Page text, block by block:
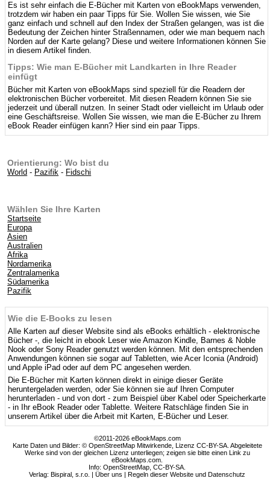
Es ist sehr einfach die E-Bücher mit Karten von eBookMaps verwenden,
trotzdem wir haben ein paar Tipps für Sie. Wollen Sie wissen, wie Sie
ganz einfach und schnell auf den Index der Straßen gelangen, was ist die
Bedeutung der Zeichen hinter Straßennamen, oder wie man bequem nach
Norden auf der Karte gelang? Diese und weitere Informationen können Sie
in diesem Artikel finden.
Tipps: Wie man E-Bücher mit Landkarten in Ihre Reader
einfügt
Bücher mit Karten von eBookMaps sind speziell für die Readern der
elektronischen Bücher vorbereitet. Mit diesen Readern können Sie sie
jederzeit und überall nutzen. In seiner Stadt oder vielleicht im Urlaub oder
eine Geschäftsreise. Wollen Sie wissen, wie man die E-Bücher zu Ihrem
eBook Reader einfügen kann? Hier sind ein paar Tipps.
Orientierung: Wo bist du
World - Pazifik - Fidschi
Wählen Sie Ihre Karten
Startseite
Europa
Asien
Australien
Afrika
Nordamerika
Zentralamerika
Südamerika
Pazifik
Wie die E-Books zu lesen
Alle Karten auf dieser Website sind als eBooks erhältlich - elektronische
Bücher -, die leicht in ebook Leser wie Amazon Kindle, Barnes & Noble
Nook oder Sony Reader genutzt werden können. Mit den entsprechenden
Anwendungen können sie sogar auf Tabletten, wie Acer Iconia (Android)
und Apple iPad oder auf dem PC angesehen werden.
Die E-Bücher mit Karten können direkt in einige dieser Geräte
heruntergeladen werden, oder Sie können sie auf Ihren Computer
herunterladen - und von dort - zum Beispiel über Kabel oder Speicherkarte
- in Ihr eBook Reader oder Tablette. Weitere Ratschläge finden Sie in
unserem Artikel über die Arbeit mit Karten, E-Bücher und Leser.
©2011-2026 eBookMaps.com
Karte Daten und Bilder: © OpenStreetMap Mitwirkende, Lizenz CC-BY-SA. Abgeleitete
Werke sind von der gleichen Lizenz unterliegen; zeigen sie bitte einen Link zu
eBookMaps.com.
Info:OpenStreetMap ,CC-BY-SA
Verlag: Bispiral, s.r.o. |Über uns |Regeln dieser Website und Datenschutz